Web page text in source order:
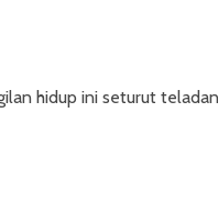
hidup ini seturut